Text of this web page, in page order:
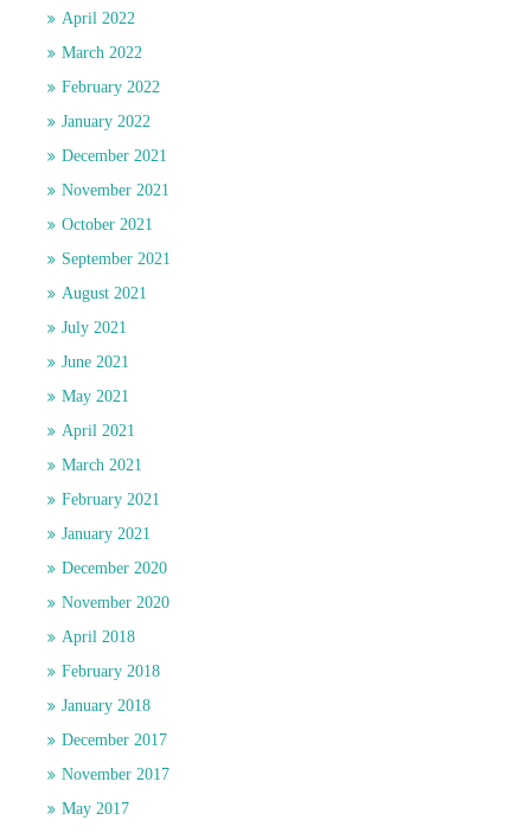
April 2022
March 2022
February 2022
January 2022
December 2021
November 2021
October 2021
September 2021
August 2021
July 2021
June 2021
May 2021
April 2021
March 2021
February 2021
January 2021
December 2020
November 2020
April 2018
February 2018
January 2018
December 2017
November 2017
May 2017